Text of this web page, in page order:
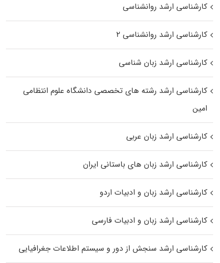
کارشناسی ارشد روانشناسی
کارشناسی ارشد روانشناسی ۲
کارشناسی ارشد زبان شناسی
کارشناسی ارشد رﺷﺘﻪ ﻫﺎی تخصصی داﻧﺸﮕﺎه ﻋﻠﻮم انتظامی
اﻣﻴﻦ
کارشناسی ارشد زبان عربی
کارشناسی ارشد زبان‌ های باستانی ایران
کارشناسی ارشد زبان و ادبیات اردو
کارشناسی ارشد زبان و ادبیات فارسی
کارشناسی ارشد سنجش از دور و سیستم اطلاعات جغرافیایی